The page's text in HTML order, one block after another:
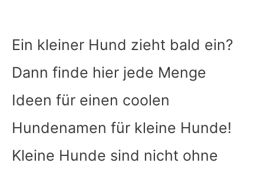
Ein kleiner Hund zieht bald ein?
Dann finde hier jede Menge
Ideen für einen coolen
Hundenamen für kleine Hunde!
Kleine Hunde sind nicht ohne